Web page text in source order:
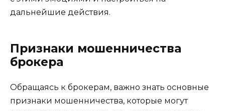
дальнейшие действия.
Признаки мошенничества
брокера
Обращаясь к брокерам, важно знать основные
признаки мошенничества, которые могут